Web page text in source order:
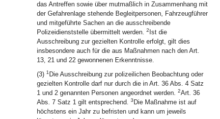
das Antreffen sowie über mutmaßlich in Zusammenhang mit
der Gefahrenlage stehende Begleitpersonen, Fahrzeugführer
und mitgeführte Sachen an die ausschreibende
Polizeidienststelle übermittelt werden. 2 Ist die
Ausschreibung zur gezielten Kontrolle erfolgt, gilt dies
insbesondere auch für die aus Maßnahmen nach den Art.
13, 21 und 22 gewonnenen Erkenntnisse.
(3) 1 Die Ausschreibung zur polizeilichen Beobachtung oder
gezielten Kontrolle darf nur durch die in Art. 36 Abs. 4 Satz
1 und 2 genannten Personen angeordnet werden. 2Art. 36
Abs. 7 Satz 1 gilt entsprechend. 3 Die Maßnahme ist auf
höchstens ein Jahr zu befristen und kann um jeweils